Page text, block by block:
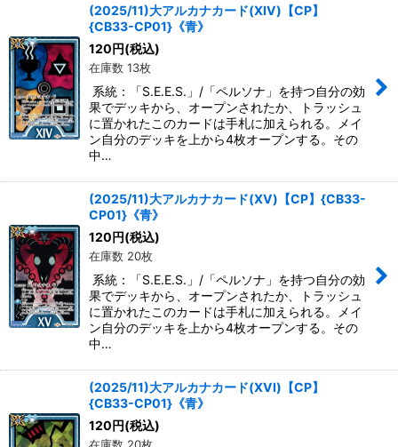
(2025/11)大アルカナカード(XIV)【CP】
{CB33-CP01}《青》
120 円(税込)
在庫数 13枚
系統：「S.E.E.S.」/「ペルソナ」を持つ自分の効
果でデッキから、オープンされたか、トラッシュ
に置かれたこのカードは手札に加えられる。メイ
ン自分のデッキを上から4枚オープンする。その
中…
(2025/11)大アルカナカード(XV)【CP】{CB33-
CP01}《青》
120 円(税込)
在庫数 20枚
系統：「S.E.E.S.」/「ペルソナ」を持つ自分の効
果でデッキから、オープンされたか、トラッシュ
に置かれたこのカードは手札に加えられる。メイ
ン自分のデッキを上から4枚オープンする。その
中…
(2025/11)大アルカナカード(XVI)【CP】
{CB33-CP01}《青》
120 円(税込)